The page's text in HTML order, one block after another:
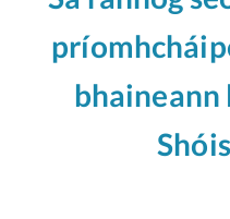
bhaineann